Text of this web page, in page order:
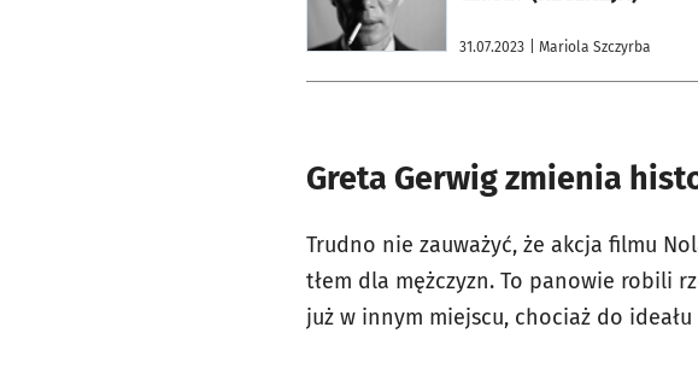
31.07.2023 | Mariola Szczyrba
Greta Gerwig zmienia
Trudno nie zauważyć, że akcja filmu
tłem dla mężczyzn. To panowie robili
już w innym miejscu, chociaż do